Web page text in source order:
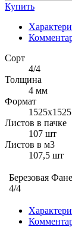
Купить
Сорт
4/4
Толщина
4 мм
Формат
Листов в пачке
107 шт
Листов в м3
107,5 шт
Березовая
4/4